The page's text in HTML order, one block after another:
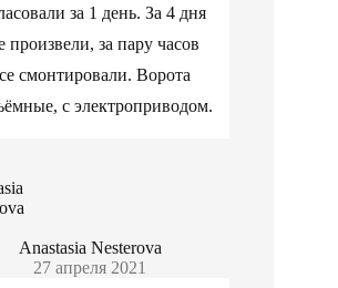
за 1 день. За 4 дня
произвели, за пару часов
смонтировали. Ворота
с электроприводом.
Anastasia Nesterova
27 апреля 2021